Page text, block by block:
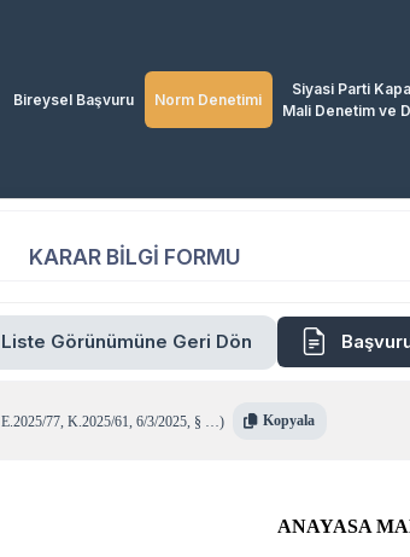
Bireysel Başvuru Norm Denetimi
Siyasi Parti
Mali Denetim ve
KARAR BİLGİ FORMU
Liste Görünümüne Geri Dön
E.2025/77, K.2025/61, 6/3/2025, § …) Kopyala